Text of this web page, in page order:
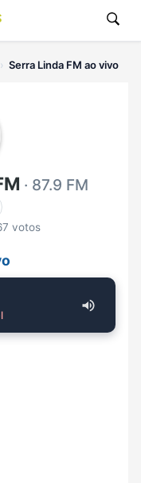
Serra Linda FM ao vivo
· 87.9 FM
votos